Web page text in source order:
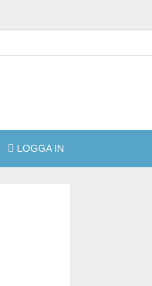
LOGGA IN